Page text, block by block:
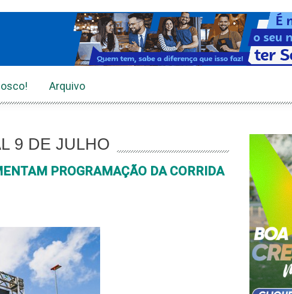
Arquivo
9 DE JULHO
PROGRAMAÇÃO DA CORRIDA